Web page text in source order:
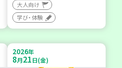
大人向け
学び・体験
2026年
8月21日(金)